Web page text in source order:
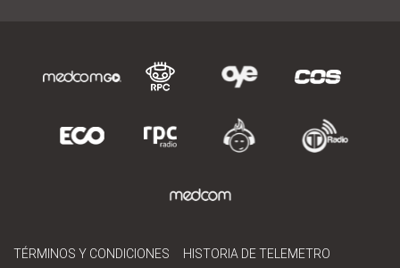
TÉRMINOS Y CONDICIONES HISTORIA DE TELEMETRO